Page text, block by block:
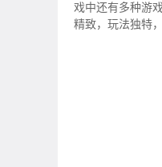
戏中还有多种游
精致，玩法独特